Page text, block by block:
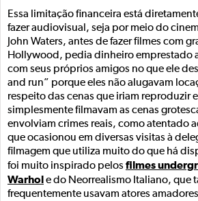
Essa limitação financeira está
fazer audiovisual, seja por meio do
John Waters, antes de fazer filmes com
Hollywood, pedia dinheiro emprestado
com seus próprios amigos no que ele
and run” porque eles não alugavam
respeito das cenas que iriam reproduzir
simplesmente filmavam as cenas
envolviam crimes reais, como atentado
que ocasionou em diversas visitas à
filmagem que utiliza muito do que há
foi muito inspirado pelosfilmes
Warhole do Neorrealismo Italiano, que
frequentemente usavam atores